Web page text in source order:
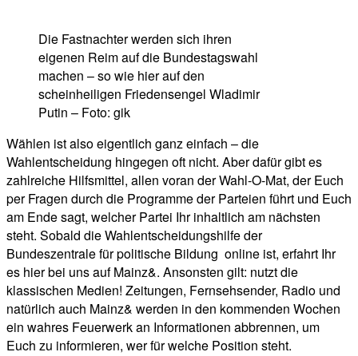
Die Fastnachter werden sich ihren
eigenen Reim auf die Bundestagswahl
machen – so wie hier auf den
scheinheiligen Friedensengel Wladimir
Putin – Foto: gik
Wählen ist also eigentlich ganz einfach – die
Wahlentscheidung hingegen oft nicht. Aber dafür gibt es
zahlreiche Hilfsmittel, allen voran der Wahl-O-Mat, der Euch
per Fragen durch die Programme der Parteien führt und Euch
am Ende sagt, welcher Partei Ihr inhaltlich am nächsten
steht. Sobald die Wahlentscheidungshilfe der
Bundeszentrale für politische Bildung online ist, erfahrt Ihr
es hier bei uns auf Mainz&. Ansonsten gilt: nutzt die
klassischen Medien! Zeitungen, Fernsehsender, Radio und
natürlich auch Mainz& werden in den kommenden Wochen
ein wahres Feuerwerk an Informationen abbrennen, um
Euch zu informieren, wer für welche Position steht.